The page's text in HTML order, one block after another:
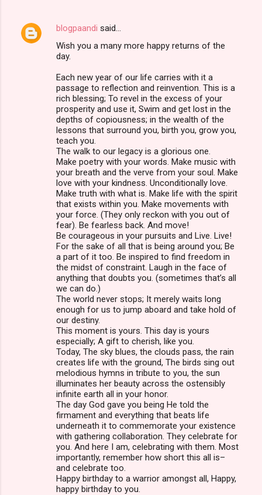
blogpaandi said…
Wish you a many more happy returns of the
day.
Each new year of our life carries with it a
passage to reflection and reinvention. This is a
rich blessing; To revel in the excess of your
prosperity and use it, Swim and get lost in the
depths of copiousness; in the wealth of the
lessons that surround you, birth you, grow you,
teach you.
The walk to our legacy is a glorious one.
Make poetry with your words. Make music with
your breath and the verve from your soul. Make
love with your kindness. Unconditionally love.
Make truth with what is. Make life with the spirit
that exists within you. Make movements with
your force. (They only reckon with you out of
fear). Be fearless back. And move!
Be courageous in your pursuits and Live. Live!
For the sake of all that is being around you; Be
a part of it too. Be inspired to find freedom in
the midst of constraint. Laugh in the face of
anything that doubts you. (sometimes that’s all
we can do.)
The world never stops; It merely waits long
enough for us to jump aboard and take hold of
our destiny.
This moment is yours. This day is yours
especially; A gift to cherish, like you.
Today, The sky blues, the clouds pass, the rain
creates life with the ground, The birds sing out
melodious hymns in tribute to you, the sun
illuminates her beauty across the ostensibly
infinite earth all in your honor.
The day God gave you being He told the
firmament and everything that beats life
underneath it to commemorate your existence
with gathering collaboration. They celebrate for
you. And here I am, celebrating with them. Most
importantly, remember how short this all is–
and celebrate too.
Happy birthday to a warrior amongst all, Happy,
happy birthday to you.